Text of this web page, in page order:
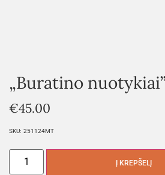
„Buratino
€45.00
SKU: 251124MT
Į KREPŠELĮ